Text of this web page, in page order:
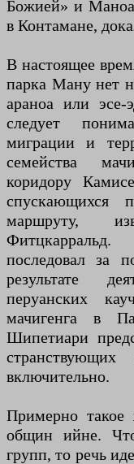
Божией» и
в Контамане,
В настоящее
парка Ману нет
араноа или
следует
миграции и
семейства
коридору
спускающихся
маршруту,
последовал за
результате
перуанских
мачигенга в
Шипетиари
включительно.
Примерно такое
общин ийне. Что
групп, то речь